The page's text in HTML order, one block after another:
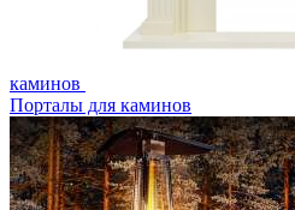
каминов
Порталы для каминов